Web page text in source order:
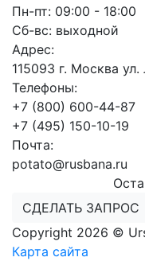
Пн-пт: 09:00 - 18:00
Сб-вс: выходной
Адрес:
115093 г. Москва
Телефоны:
+7 (800) 600-44-87
+7 (495) 150-10-19
Почта:
potato@rusbana.ru
СДЕЛАТЬ ЗАПРОС
Copyright 2026 ©
Карта сайта